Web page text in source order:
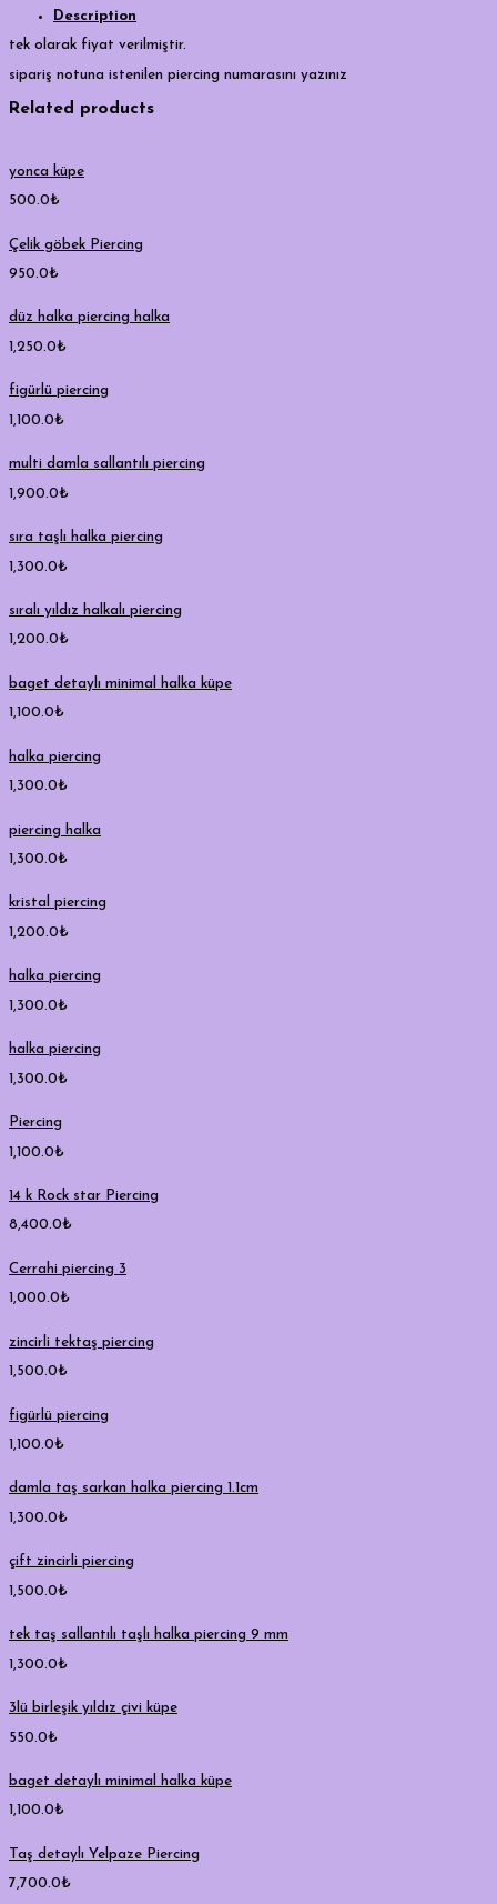
Description
tek olarak fiyat verilmiştir.
sipariş notuna istenilen piercing numarasını yazınız
Related products
yonca küpe
500.0₺
Çelik göbek Piercing
950.0₺
düz halka piercing halka
1,250.0₺
figürlü piercing
1,100.0₺
multi damla sallantılı piercing
1,900.0₺
sıra taşlı halka piercing
1,300.0₺
sıralı yıldız halkalı piercing
1,200.0₺
baget detaylı minimal halka küpe
1,100.0₺
halka piercing
1,300.0₺
piercing halka
1,300.0₺
kristal piercing
1,200.0₺
halka piercing
1,300.0₺
halka piercing
1,300.0₺
Piercing
1,100.0₺
14 k Rock star Piercing
8,400.0₺
Cerrahi piercing 3
1,000.0₺
zincirli tektaş piercing
1,500.0₺
figürlü piercing
1,100.0₺
damla taş sarkan halka piercing 1.1cm
1,300.0₺
çift zincirli piercing
1,500.0₺
tek taş sallantılı taşlı halka piercing 9 mm
1,300.0₺
3lü birleşik yıldız çivi küpe
550.0₺
baget detaylı minimal halka küpe
1,100.0₺
Taş detaylı Yelpaze Piercing
7,700.0₺